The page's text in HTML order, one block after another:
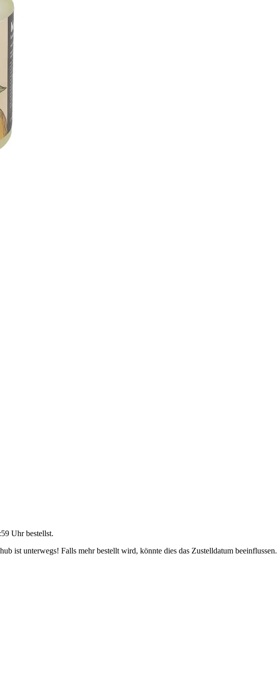
Uhrbestellst.
ist unterwegs! Falls mehr bestellt wird, könnte dies das Zustelldatum beeinflussen.